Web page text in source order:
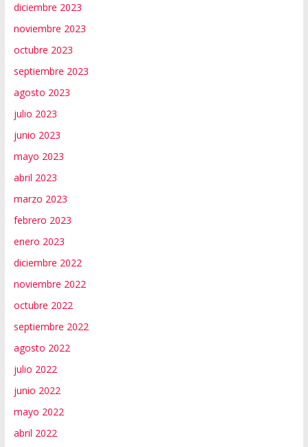
diciembre 2023
noviembre 2023
octubre 2023
septiembre 2023
agosto 2023
julio 2023
junio 2023
mayo 2023
abril 2023
marzo 2023
febrero 2023
enero 2023
diciembre 2022
noviembre 2022
octubre 2022
septiembre 2022
agosto 2022
julio 2022
junio 2022
mayo 2022
abril 2022